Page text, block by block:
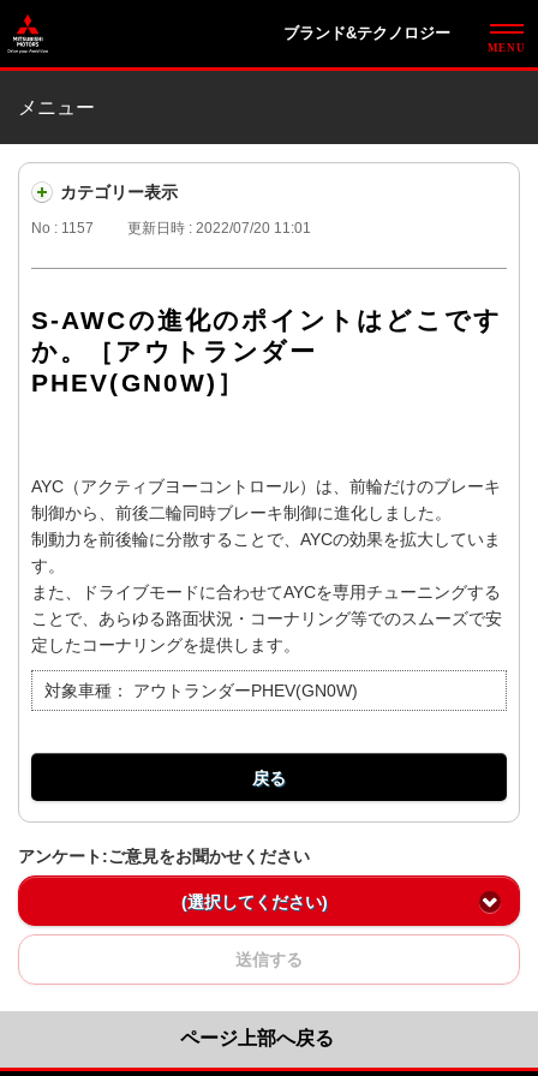
ブランド&テクノロジー
メニュー
カテゴリー表示
No : 1157 更新日時 : 2022/07/20 11:01
S-AWCの進化のポイントはどこです
か。［アウトランダー
PHEV(GN0W)］
AYC（アクティブヨーコントロール）は、前輪だけのブレーキ
制御から、前後二輪同時ブレーキ制御に進化しました。
制動力を前後輪に分散することで、AYCの効果を拡大していま
す。
また、ドライブモードに合わせてAYCを専用チューニングする
ことで、あらゆる路面状況・コーナリング等でのスムーズで安
定したコーナリングを提供します。
対象車種： アウトランダーPHEV(GN0W)
戻る
アンケート:ご意見をお聞かせください
(選択してください)
送信する
ページ上部へ戻る